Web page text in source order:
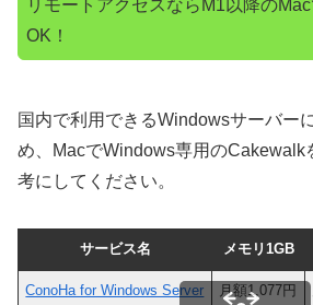
リモートアクセスならM1以降のMac
OK！
国内で利用できるWindowsサーバー
め、MacでWindows専用のCakewalk
考にしてください。
サービス名 メモリ1GB
ConoHa for Windows Server 月額1,077円